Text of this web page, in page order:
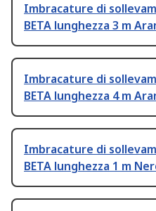
Imbracature di
BETA lunghezza 3 m
Imbracature di
BETA lunghezza 4 m
Imbracature di
BETA lunghezza 1 m